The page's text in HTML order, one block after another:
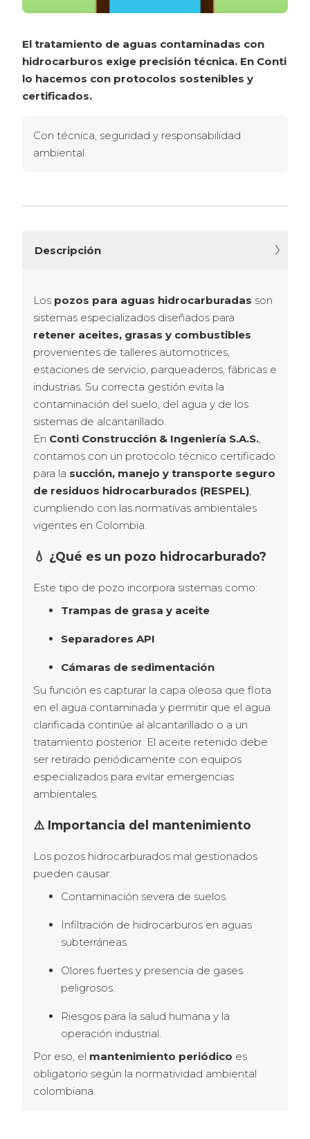
El tratamiento de aguas contaminadas con
hidrocarburos exige precisión técnica. En Conti
lo hacemos con protocolos sostenibles y
certificados.
Con técnica, seguridad y responsabilidad
ambiental.
Descripción
Los pozos para aguas hidrocarburadas son
retener aceites, grasas y combustibles
provenientes de talleres automotrices,
estaciones de servicio, parqueaderos, fábricas e
industrias. Su correcta gestión evita la
contaminación del suelo, del agua y de los
sistemas de alcantarillado.
En Conti Construcción & Ingeniería S.A.S.,
contamos con un protocolo técnico certificado
para la succión, manejo y transporte seguro
de residuos hidrocarburados (RESPEL),
cumpliendo con las normativas ambientales
vigentes en Colombia.
💧 ¿Qué es un pozo hidrocarburado?
Este tipo de pozo incorpora sistemas como:
Trampas de grasa y aceite
Separadores API
Cámaras de sedimentación
Su función es capturar la capa oleosa que flota
en el agua contaminada y permitir que el agua
clarificada continúe al alcantarillado o a un
tratamiento posterior. El aceite retenido debe
ser retirado periódicamente con equipos
especializados para evitar emergencias
ambientales.
⚠️ Importancia del mantenimiento
Los pozos hidrocarburados mal gestionados
pueden causar:
Contaminación severa de suelos.
Infiltración de hidrocarburos en aguas
subterráneas.
Olores fuertes y presencia de gases
peligrosos.
Riesgos para la salud humana y la
operación industrial.
Por eso, el mantenimiento periódico es
obligatorio según la normatividad ambiental
colombiana.